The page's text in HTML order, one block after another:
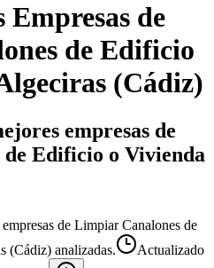
Empresas de
de Edificio
(Cádiz)
empresas de
Edificio o Vivienda
empresas de Limpiar Canalones de
(Cádiz) analizadas.
Actualizado